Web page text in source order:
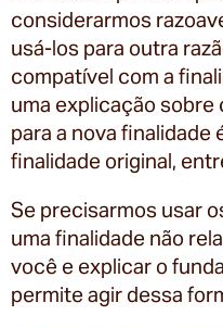
considerarmos
usá-los para outra
compatível com a
uma explicação
para a nova finalidade
finalidade original,
Se precisarmos usar
uma finalidade não
você e explicar o
permite agir dessa